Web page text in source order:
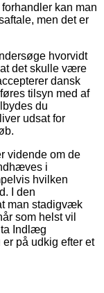
kan man
men det er
hvorvidt
det skulle være
dansk
tilsyn med af
du
udsat for
vidende om de
i
hvilken
I den
man stadigvæk
som helst vil
Indlæg
på udkig efter et